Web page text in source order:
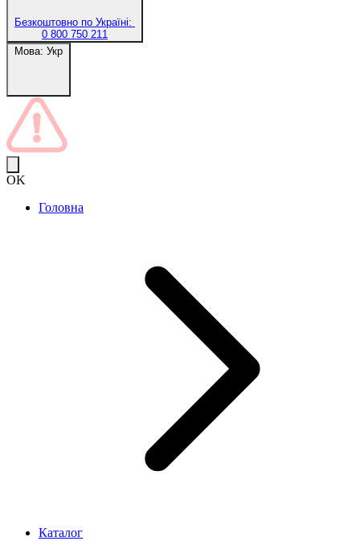
Безкоштовно по Україні:
0 800 750 211
Мова: Укр
OK
Головна
Каталог